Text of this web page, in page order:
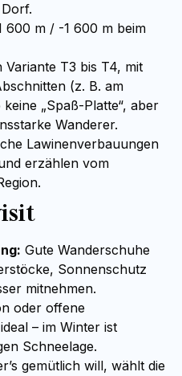
600 m / -1 600 m beim
Variante T3 bis T4, mit
(z. B. am
„Spaß-Platte“, aber
Wanderer.
Lawinenverbauungen
erzählen vom
Gute Wanderschuhe
Sonnenschutz
mitnehmen.
oder offene
– im Winter ist
Schneelage.
gemütlich will, wählt die